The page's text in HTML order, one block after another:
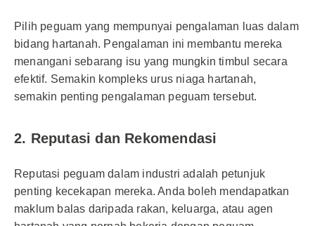
Pilih peguam yang mempunyai pengalaman luas dalam
bidang hartanah. Pengalaman ini membantu mereka
menangani sebarang isu yang mungkin timbul secara
efektif. Semakin kompleks urus niaga hartanah,
semakin penting pengalaman peguam tersebut.
2. Reputasi dan Rekomendasi
Reputasi peguam dalam industri adalah petunjuk
penting kecekapan mereka. Anda boleh mendapatkan
maklum balas daripada rakan, keluarga, atau agen